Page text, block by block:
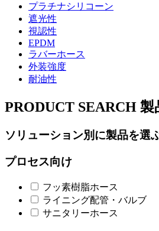
プラチナシリコーン
遮光性
視認性
EPDM
ラバーホース
外装強度
耐油性
PRODUCT SEARCH 製
ソリューション別に製品を選
プロセス向け
フッ素樹脂ホース
ライニング配管・バルブ
サニタリーホース